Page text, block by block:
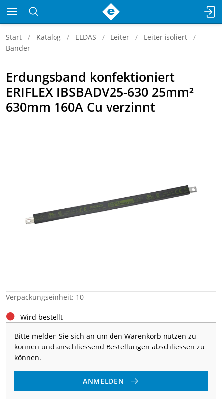
Start Katalog ELDAS Leiter
Leiter isoliert
Bänder
Erdungsband konfektioniert
ERIFLEX IBSBADV25-630 25mm²
630mm 160A Cu verzinnt
Verpackungseinheit: 10
Wird bestellt
Bitte melden Sie sich an um den Warenkorb nutzen zu
können und anschliessend Bestellungen abschliessen zu
können.
ANMELDEN